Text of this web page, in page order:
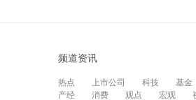
频道资讯
热点 上市公司 科技 基金
产经
消费 观点 宏观